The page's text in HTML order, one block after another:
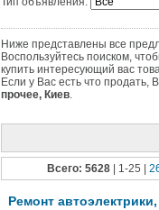
Ниже представлены все
Воспользуйтесь поиском,
купить интересующий вас
Если у Вас есть что
прочее, Киев.
Всего: 5628 | 1-25 |
Ремонт